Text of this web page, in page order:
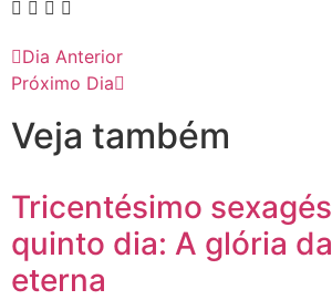
Dia Anterior
Próximo Dia
Veja também
Tricentésimo
quinto dia: A glória
eterna